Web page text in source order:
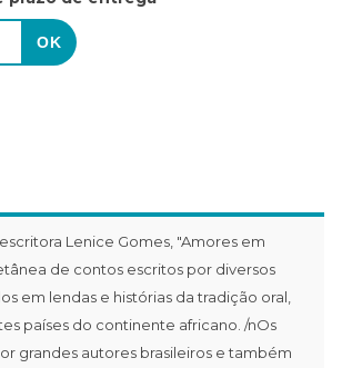
Lenice Gomes, "Amores em
de contos escritos por diversos
em lendas e histórias da tradição oral,
países do continente africano. /nOs
grandes autores brasileiros e também